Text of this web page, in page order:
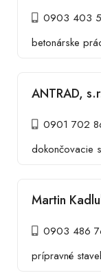
0903 403
betonárske
ANTRAD,
0901 702
dokončovacie
Martin
0903 486
prípravné